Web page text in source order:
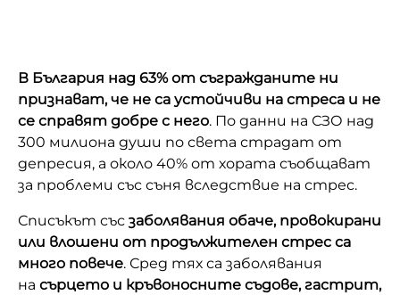
В България над 63% от съгражданите ни
признават, че не са устойчиви на стреса и не
се справят добре с него. По данни на СЗО над
300 милиона души по света страдат от
депресия, а около 40% от хората съобщават
Списъкът със заболявания обаче, провокирани
или влошени от продължителен стрес са
много повече. Сред тях са заболявания
на сърцето и кръвоносните съдове, гастрит,